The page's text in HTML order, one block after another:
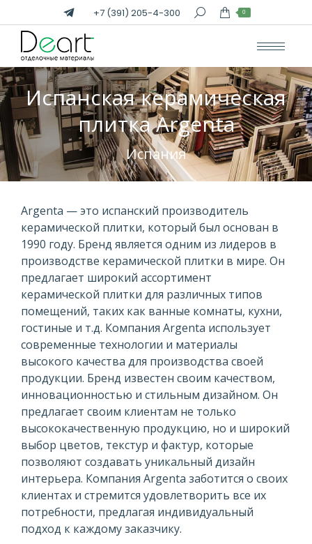
+7 (391) 205-4-300 Поиск: 0
Испанская керамическая
плитка Argenta
Испания
Вы здесь:
Argenta — это испанский производитель
керамической плитки, который был основан в
1990 году. Бренд является одним из лидеров в
производстве керамической плитки в мире. Он
предлагает широкий ассортимент
керамической плитки для различных типов
помещений, таких как ванные комнаты, кухни,
гостиные и т.д. Компания Argenta использует
современные технологии и материалы
высокого качества для производства своей
продукции. Бренд известен своим качеством,
инновационностью и стильным дизайном. Он
предлагает своим клиентам не только
высококачественную продукцию, но и широкий
выбор цветов, текстур и фактур, которые
позволяют создавать уникальный дизайн
интерьера. Компания Argenta заботится о своих
клиентах и стремится удовлетворить все их
потребности, предлагая индивидуальный
подход к каждому заказчику.